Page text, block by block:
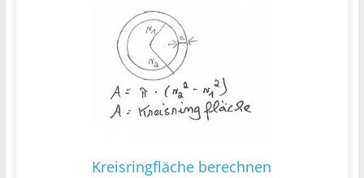
Kreisringfläche berechnen